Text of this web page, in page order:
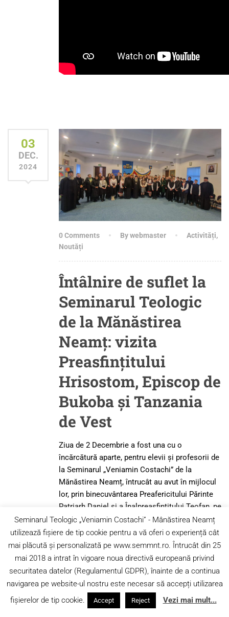
03
DEC.
2024
0 Comments By webmaster Activități,
Noutăți
Întâlnire de suflet la
Seminarul Teologic
de la Mănăstirea
Neamț: vizita
Preasfințitului
Hrisostom, Episcop de
Bukoba și Tanzania
de Vest
Ziua de 2 Decembrie a fost una cu o
încărcătură aparte, pentru elevii și profesorii de
la Seminarul „Veniamin Costachi” de la
Mănăstirea Neamț, întrucât au avut în mijlocul
lor, prin binecuvântarea Preafericitului Părinte
Patriarh Daniel și a Înalpreasfințitului Teofan, pe
Preasfințitul Hrisotom, episcop de Bukoba și
Tanzania de Vest.
„Preasfințitul Hrisostom (Maidonis), Episcop de
Bukoba, s-a născut în anul 1956 în Plomari,
Lesvos, într-o familie de marinari. A absolvit
studiile școlare în Plomari, localitatea sa
natală, după care a urmat cursurile Școlii
Seminarul Teologic „Veniamin Costachi” - Mânăstirea Neamț
utilizează fișiere de tip cookie pentru a vă oferi o experiență cât
mai plăcută și personalizată pe www.semmnt.ro. Întrucât din 25
mai 2018 a intrat în vigoare noua directivă europeană privind
securitatea datelor (Regulamentul GDPR), înainte de a continua
navigarea pe website-ul nostru este necesar să accepți utilizarea
fișierelor de tip cookie.
Accept Reject Vezi mai mult...